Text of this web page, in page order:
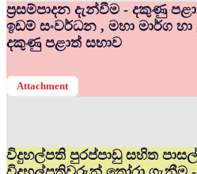
ප්‍රසම්පාදන දැන්වීම - දකුණු
ඉඩම් සංවර්ධන , මහා මාර්ග හා
දකුණු පළාත් සභාව
Attachment
විදුහල්පති පුරප්පාඩු සහිත